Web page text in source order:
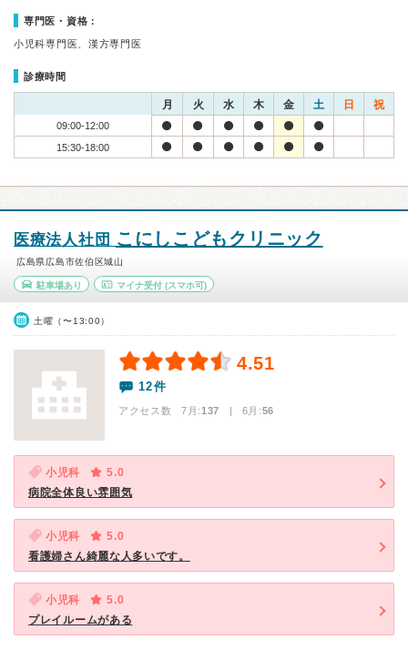
専門医・資格：
小児科専門医、漢方専門医
診療時間
月 火 水 木 金 土 日 祝
09:00-12:00
15:30-18:00
医療法人社団 こにしこどもクリニック
広島県広島市佐伯区城山
駐車場あり マイナ受付(スマホ可)
土曜（〜13:00）
4.51
12件
アクセス数 7月:137 | 6月:56
小児科
5.0
病院全体良い雰囲気
小児科
5.0
看護婦さん綺麗な人多いです。
小児科
5.0
プレイルームがある